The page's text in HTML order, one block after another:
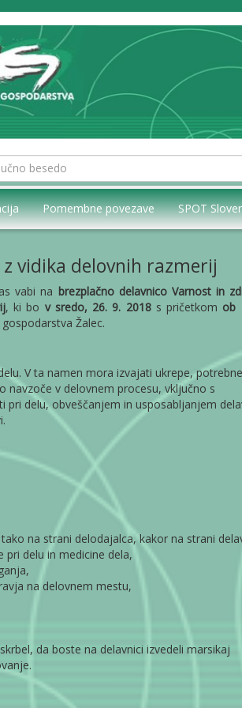
Pomembne povezave SPOT
vidika delovnih razmerij
vabi na brezplačno delavnico Varnost in
, ki bo v sredo, 26. 9. 2018s pričetkom ob
Žalec.
V ta namen mora izvajati ukrepe,
navzoče v delovnem procesu, vključno s
delu, obveščanjem in usposabljanjem
na strani delodajalca, kakor na strani
delu in medicine dela,
na delovnem mestu,
da boste na delavnici izvedeli marsikaj